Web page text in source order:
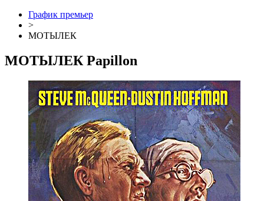
График премьер
>
МОТЫЛЕК
МОТЫЛЕК Papillon